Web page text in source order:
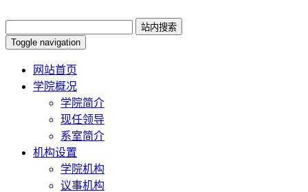
Toggle navigation
网站首页
学院概况
学院简介
现任领导
系室简介
机构设置
学院机构
议事机构